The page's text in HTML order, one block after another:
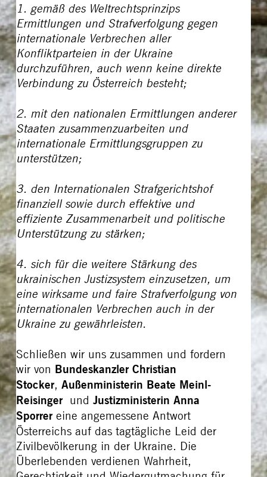
1. gemäß des Weltrechtsprinzips
Ermittlungen und Strafverfolgung gegen
internationale Verbrechen aller
Konfliktparteien in der Ukraine
durchzuführen, auch wenn keine direkte
Verbindung zu Österreich besteht;
2. mit den nationalen Ermittlungen anderer
Staaten zusammenzuarbeiten und
internationale Ermittlungsgruppen zu
unterstützen;
3. den Internationalen Strafgerichtshof
finanziell sowie durch effektive und
effiziente Zusammenarbeit und politische
Unterstützung zu stärken;
4. sich für die weitere Stärkung des
ukrainischen Justizsystem einzusetzen, um
eine wirksame und faire Strafverfolgung von
internationalen Verbrechen auch in der
Ukraine zu gewährleisten.
Schließen wir uns zusammen und fordern
wir von Bundeskanzler Christian
Stocker, Außenministerin Beate Meinl-
Reisinger und Justizministerin Anna
Sporrereine angemessene Antwort
Österreichs auf das tagtägliche Leid der
Zivilbevölkerung in der Ukraine. Die
Überlebenden verdienen Wahrheit,